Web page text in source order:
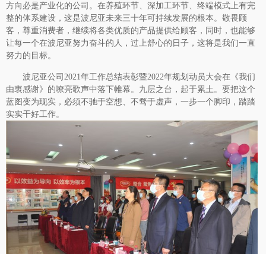
方向必是产业化的公司。在养殖环节、深加工环节、终端模式上有完
整的体系建设，这是波尼亚未来三十年可持续发展的根本。敬畏顾
客，尊重消费者，继续将各类优质的产品提供给顾客，同时，也能够
让每一个在波尼亚努力奋斗的人，过上舒心的日子，这将是我们一直
努力的目标。
波尼亚公司 2021年工作总结表彰暨2022年规划动员大会在《我们
由衷感谢》的嘹亮歌声中落下帷幕。九层之台，起于累土。要把这个
蓝图变为现实，必须不驰于空想、不骛于虚声，一步一个脚印，踏踏
实实干好工作。